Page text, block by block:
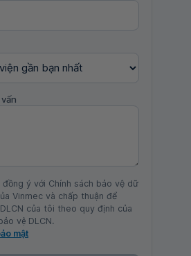
đồng ý với Chính sách bảo vệ dữ
Vinmec và chấp thuận để
của tôi theo quy định của
vệ DLCN.
mật